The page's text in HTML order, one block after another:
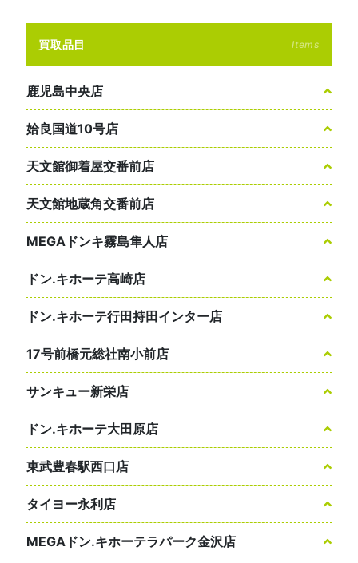
買取品目 Items
鹿児島中央店
姶良国道10号店
天文館御着屋交番前店
天文館地蔵角交番前店
MEGAドンキ霧島隼人店
ドン.キホーテ高崎店
ドン.キホーテ行田持田インター店
17号前橋元総社南小前店
サンキュー新栄店
ドン.キホーテ大田原店
東武豊春駅西口店
タイヨー永利店
MEGAドン.キホーテラパーク金沢店